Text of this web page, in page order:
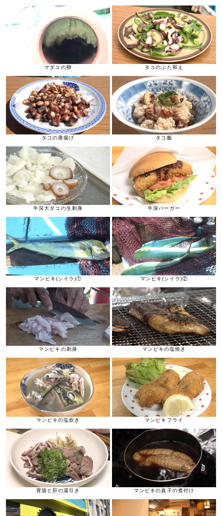
マダコの卵 タコのぶた和え
タコの唐揚げ タコ飯
牛深大ダコの生刺身 牛深バーガー
マンビキ(シイラ)① マンビキ(シイラ)②
マンビキの刺身 マンビキの塩焼き
マンビキの塩炊き マンビキフライ
胃袋と肝の湯引き マンビキの真子の煮付け